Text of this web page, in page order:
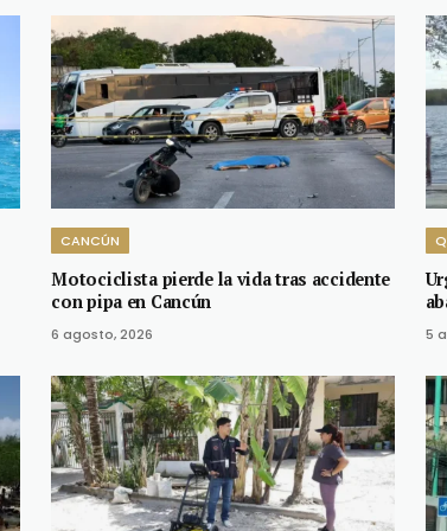
CANCÚN
Motociclista pierde la vida tras accidente
con pipa en Cancún
6 agosto, 2026 5